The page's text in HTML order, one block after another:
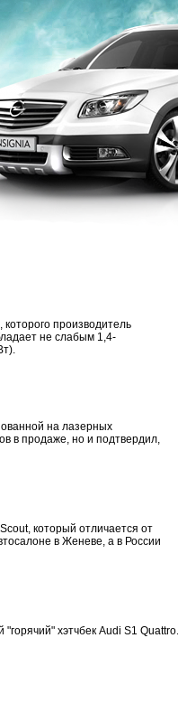
производитель
не слабым 1,4-
на лазерных
в продаже, но и подтвердил,
который отличается от
в Женеве, а в России
хэтчбек Audi S1